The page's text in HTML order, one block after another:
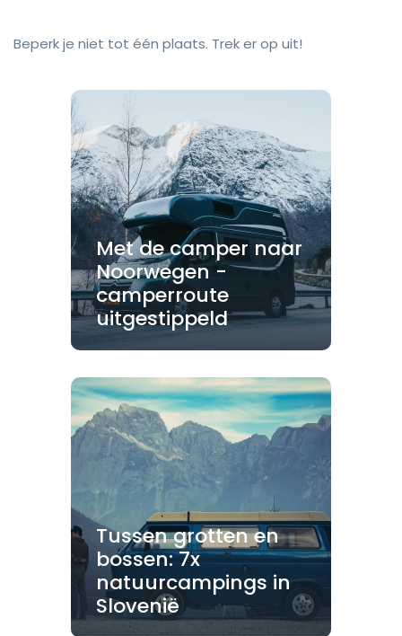
Beperk je niet tot één plaats. Trek er op uit!
Met de camper naar
Noorwegen -
camperroute
uitgestippeld
Tussen grotten en
bossen: 7x
natuurcampings in
Slovenië